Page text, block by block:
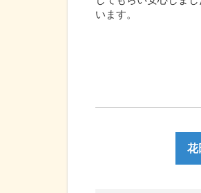
います。
花